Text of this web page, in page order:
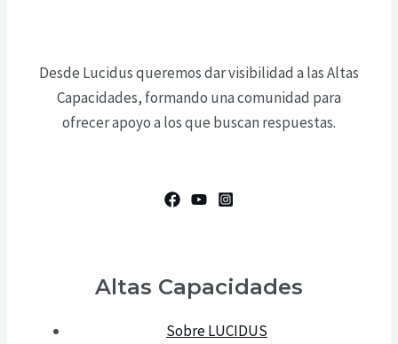
Desde Lucidus queremos dar visibilidad a las Altas
Capacidades, formando una comunidad para
ofrecer apoyo a los que buscan respuestas.
Altas Capacidades
Sobre LUCIDUS